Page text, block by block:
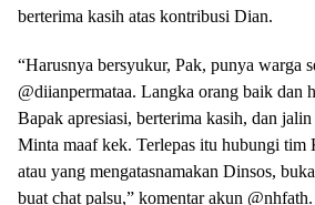
berterima kasih atas kontribusi Dian.
“Harusnya bersyukur, Pak, punya warga
@diianpermataa. Langka orang baik dan
Bapak apresiasi, berterima kasih, dan
Minta maaf kek. Terlepas itu hubungi tim
atau yang mengatasnamakan Dinsos,
buat chat palsu,” komentar akun @nhfath.